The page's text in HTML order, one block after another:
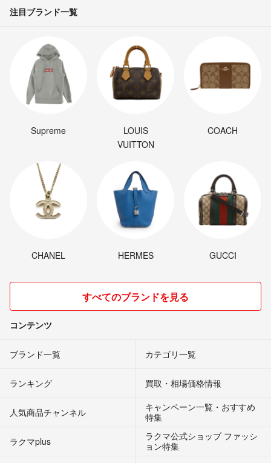
注目ブランド一覧
Supreme
LOUIS
VUITTON
COACH
CHANEL HERMES GUCCI
すべてのブランドを見る
コンテンツ
ブランド一覧 カテゴリ一覧
ランキング 買取・相場価格情報
人気商品チャンネル
キャンペーン一覧・おすすめ
特集
ラクマplus
ラクマ公式ショップ ファッシ
ョン特集